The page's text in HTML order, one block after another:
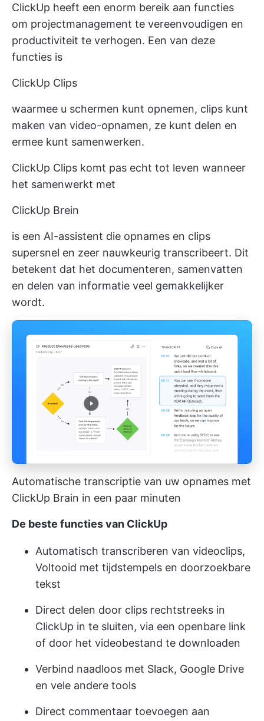
ClickUp heeft een enorm bereik aan functies
om projectmanagement te vereenvoudigen en
productiviteit te verhogen. Een van deze
functies is
ClickUp Clips
waarmee u schermen kunt opnemen, clips kunt
maken van video-opnamen, ze kunt delen en
ermee kunt samenwerken.
ClickUp Clips komt pas echt tot leven wanneer
het samenwerkt met
ClickUp Brein
is een AI-assistent die opnames en clips
supersnel en zeer nauwkeurig transcribeert. Dit
betekent dat het documenteren, samenvatten
en delen van informatie veel gemakkelijker
wordt.
Automatische transcriptie van uw opnames met
ClickUp Brain in een paar minuten
De beste functies van ClickUp
Automatisch transcriberen van videoclips,
Voltooid met tijdstempels en doorzoekbare
tekst
Direct delen door clips rechtstreeks in
ClickUp in te sluiten, via een openbare link
of door het videobestand te downloaden
Verbind naadloos met Slack, Google Drive
en vele andere tools
Direct commentaar toevoegen aan